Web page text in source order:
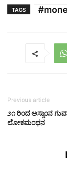
TAGS
Previous article
೨೧ ರಿಂದ ಅಸ್ಸಾಂನ
ಲೋಕಮಂಥನ